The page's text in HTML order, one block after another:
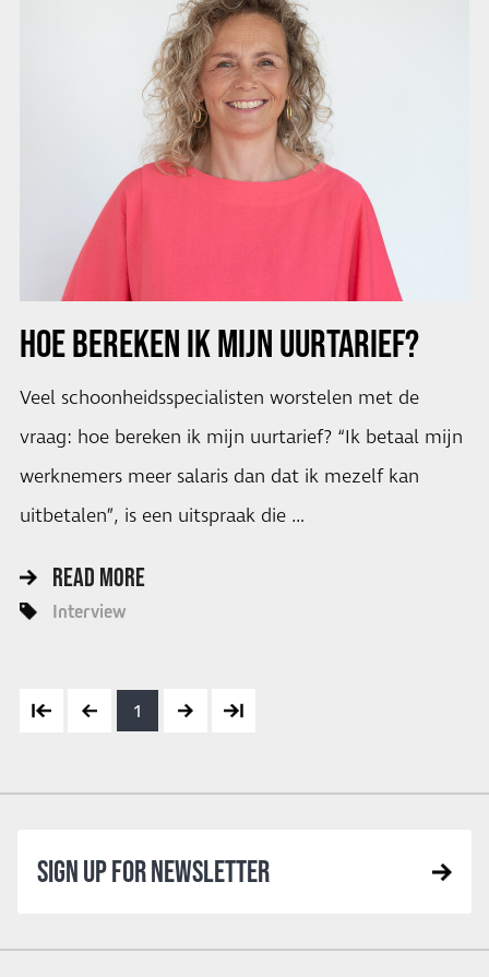
HOE BEREKEN IK MIJN UURTARIEF?
Veel schoonheidsspecialisten worstelen met de
vraag: hoe bereken ik mijn uurtarief? “Ik betaal mijn
werknemers meer salaris dan dat ik mezelf kan
uitbetalen”, is een uitspraak die …
READ MORE
Interview
1
SIGN UP FOR NEWSLETTER